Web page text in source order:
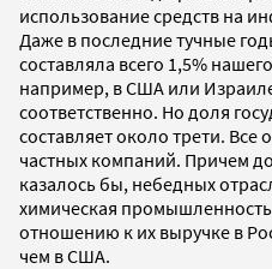
использование средств на
Даже в последние тучные
составляла всего 1,5%
например, в США или
соответственно. Но доля
составляет около трети. Все
частных компаний. Причем
казалось бы, небедных
химическая
отношению к их выручке в
чем в США.